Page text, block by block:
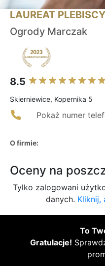
LAUREAT
Ogrody Marczak
8.5
Skierniewice, Kopernika 5
Pokaż numer
O firmie:
Oceny na
Tylko zalogowani
danych. Kliknij,
To
Gratulacje!